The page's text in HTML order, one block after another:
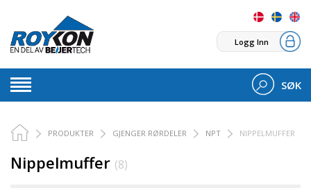
Logg Inn
SØK
PRODUKTER GJENGER RØRDELER NPT NIPPELMUFFER
Nippelmuffer (8)